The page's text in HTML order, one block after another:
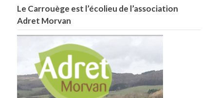
Le Carrouège est l’écolieu de l’association
Adret Morvan